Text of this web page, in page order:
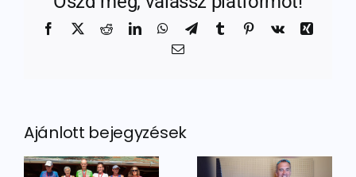
Facebook
X RedditLinkedInWhatsApp
TelegramTumblr Pinterest
Vk
Xing
Email:
Ajánlott bejegyzések